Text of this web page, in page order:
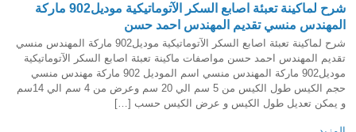
شرح لماكينة تعبئة اصابع السكر الآتوماتيكية موديل902 ماركة
المهندس منسي تقديم المهندس احمد حسن
شرح لماكينة تعبئة اصابع السكر الآتوماتيكية موديل902 ماركة المهندس منسي
تقديم المهندس احمد حسن مواصفات ماكينة تعبئة اصابع السكر الآتوماتيكية
موديل902 ماركة المهندس منسي اسم الموديل 902 ماركة مهندس منسي
حجم الكيس طول الكيس من 5 سم الي 20 سم وعرض من 4 سم الي 14سم
و يمكن تعديل طول الكيس و عرض الكيس حسب […]